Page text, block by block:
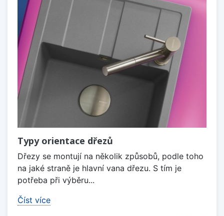
Typy orientace dřezů
Dřezy se montují na několik způsobů, podle toho
na jaké straně je hlavní vana dřezu. S tím je
potřeba při výběru...
Číst více